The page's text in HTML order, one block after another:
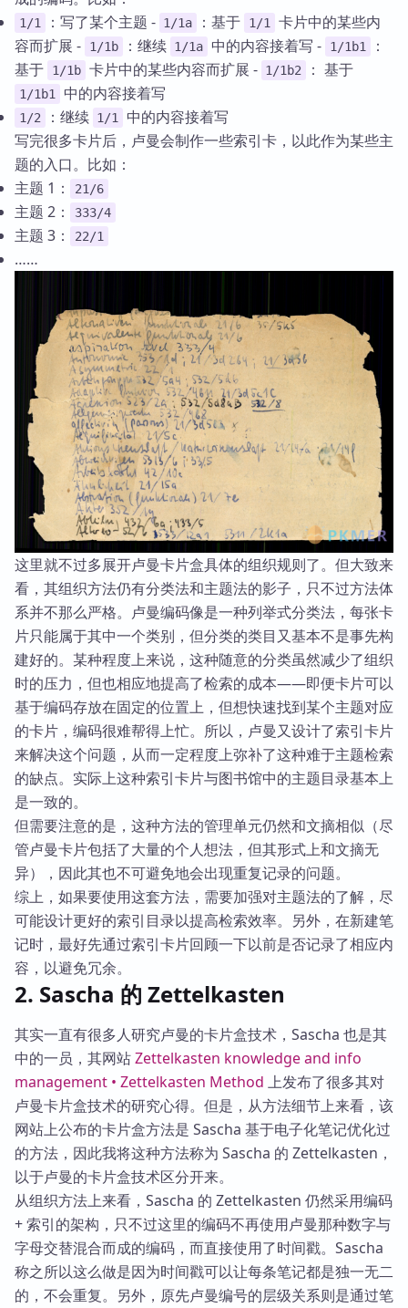
1/1 ：写了某个主题 - 1/1a ：基于 1/1
卡片中的某些内
容而扩展 -
1/1b ：继续 1/1a 中的内容接着写 - 1/1b1
：
基于
1/1b 卡片中的某些内容而扩展 - 1/1b2 ： 基于
1/1b1 中的内容接着写
1/2 ：继续 1/1
中的内容接着写
写完很多卡片后，卢曼会制作一些索引卡，以此作为某些主
题的入口。比如：
主题 1：
21/6
主题 2： 333/4
主题 3： 22/1
……
这里就不过多展开卢曼卡片盒具体的组织规则了。但大致来
看，其组织方法仍有分类法和主题法的影子，只不过方法体
系并不那么严格。卢曼编码像是一种列举式分类法，每张卡
片只能属于其中一个类别，但分类的类目又基本不是事先构
建好的。某种程度上来说，这种随意的分类虽然减少了组织
时的压力，但也相应地提高了检索的成本——即便卡片可以
基于编码存放在固定的位置上，但想快速找到某个主题对应
的卡片，编码很难帮得上忙。所以，卢曼又设计了索引卡片
来解决这个问题，从而一定程度上弥补了这种难于主题检索
的缺点。实际上这种索引卡片与图书馆中的主题目录基本上
是一致的。
但需要注意的是，这种方法的管理单元仍然和文摘相似（尽
管卢曼卡片包括了大量的个人想法，但其形式上和文摘无
异），因此其也不可避免地会出现重复记录的问题。
综上，如果要使用这套方法，需要加强对主题法的了解，尽
可能设计更好的索引目录以提高检索效率。另外，在新建笔
记时，最好先通过索引卡片回顾一下以前是否记录了相应内
容，以避免冗余。
2. Sascha 的 Zettelkasten
其实一直有很多人研究卢曼的卡片盒技术，Sascha 也是其
中的一员，其网站Zettelkasten knowledge and info
management • Zettelkasten Method 上发布了很多其对
卢曼卡片盒技术的研究心得。但是，从方法细节上来看，该
网站上公布的卡片盒方法是 Sascha 基于电子化笔记优化过
的方法，因此我将这种方法称为 Sascha 的 Zettelkasten，
以于卢曼的卡片盒技术区分开来。
从组织方法上来看，Sascha 的 Zettelkasten 仍然采用编码
+ 索引的架构，只不过这里的编码不再使用卢曼那种数字与
字母交替混合而成的编码，而直接使用了时间戳。Sascha
称之所以这么做是因为时间戳可以让每条笔记都是独一无二
的，不会重复。另外，原先卢曼编号的层级关系则是通过笔